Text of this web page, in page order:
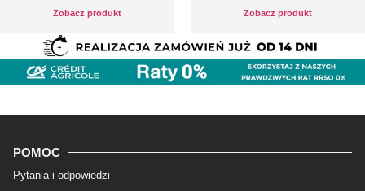
Zobacz produkt Zobacz produkt
POMOC
Pytania i odpowiedzi